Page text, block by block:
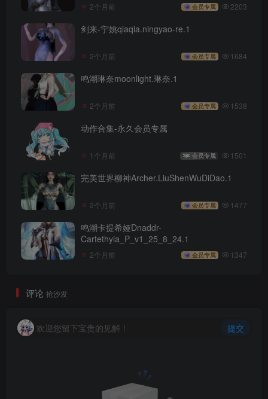
2个月前 会员专属 2203
剑来-宁姚qiaqia.ningyao-re.1
2个月前 会员专属 1684
鸣潮琳奈moonlight.琳奈.1
2个月前 会员专属 1538
动作合集-永久会员专属
1个月前 会员专属 1501
完美世界柳神Archer.LiuShenWuDiDao.1
2个月前 会员专属 1477
鸣潮卡提希娅Dnaddr-
Cartethyia_P_v1_25_8_24.1
2个月前 会员专属 1347
评论 抢沙发
欢迎您留下宝贵的见解！ 提交